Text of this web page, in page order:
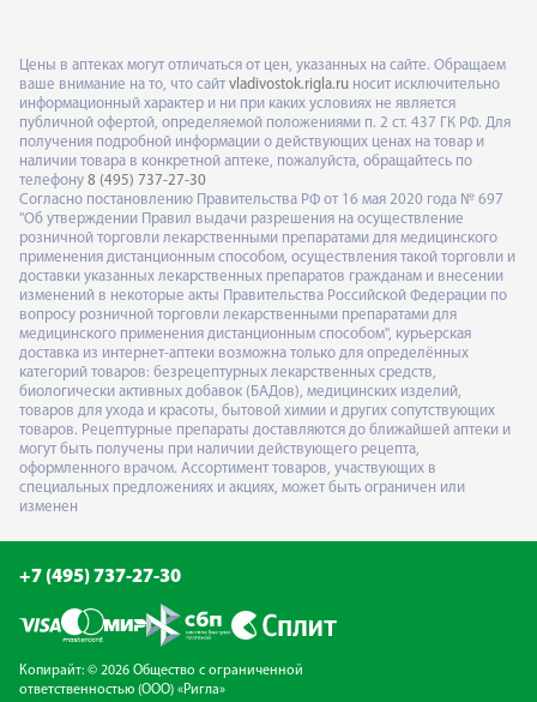
Цены в аптеках могут отличаться от цен, указанных на сайте. Обращаем
ваше внимание на то, что сайт vladivostok.rigla.ru носит исключительно
информационный характер и ни при каких условиях не является
публичной офертой, определяемой положениями п. 2 ст. 437 ГК РФ. Для
получения подробной информации о действующих ценах на товар и
наличии товара в конкретной аптеке, пожалуйста, обращайтесь по
телефону 8 (495) 737-27-30
Согласно постановлению Правительства РФ от 16 мая 2020 года № 697
"Об утверждении Правил выдачи разрешения на осуществление
розничной торговли лекарственными препаратами для медицинского
применения дистанционным способом, осуществления такой торговли и
доставки указанных лекарственных препаратов гражданам и внесении
изменений в некоторые акты Правительства Российской Федерации по
вопросу розничной торговли лекарственными препаратами для
медицинского применения дистанционным способом", курьерская
доставка из интернет-аптеки возможна только для определённых
категорий товаров: безрецептурных лекарственных средств,
биологически активных добавок (БАДов), медицинских изделий,
товаров для ухода и красоты, бытовой химии и других сопутствующих
товаров. Рецептурные препараты доставляются до ближайшей аптеки и
могут быть получены при наличии действующего рецепта,
оформленного врачом. Ассортимент товаров, участвующих в
специальных предложениях и акциях, может быть ограничен или
изменен
+7 (495) 737-27-30
Копирайт: © 2026 Общество с ограниченной
ответственностью (ООО) «Ригла»